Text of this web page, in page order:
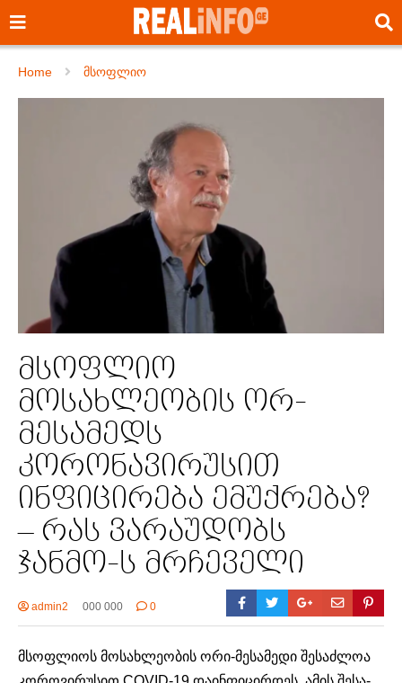
Home მსოფლიო
მსოფლიო
მოსახლეობის ორ-
მესამედს
კორონავირუსით
ინფიცირება ემუქრება?
– რას ვარაუდობს
ჯანმო-ს მრჩეველი
admin2 000 000 0
მსოფ­ლი­ოს მო­სახ­ლე­ო­ბის ორი-მე­სა­მე­დი შე­საძ­ლოა